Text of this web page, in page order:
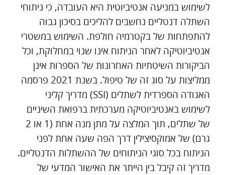
לשימוש במניעה אנטיביוטית היא העובדה, כי ניתוחי
השתלה דנטליים נחשבים להליכים בסיכון גבוה
להתפתחות של בקטרמיה חולפת. השימוש במשטרי
אנטיביוטיקה לאחר הניתוח אינו שנוי במחלוקת, וכל
הביקורות השיטתיות האחרונות של הספרות אינן
ממליצות על סוג זה של טיפול. בשנת 2021 פרסמה
האגודה הספרדית לשתלים (SSI) מדריך קליני
לשימוש באנטיביוטיקה מערכתית ברפואת השיניים
של שתלים, תוך המלצה על מתן מנה אחת (1 או 2
גרם) של אמוקסיצילין דרך הפה שעה אחת לפני
הניתוח בכל סוגי הניתוחים של ההשתלות הדנטליים.
מדריך זה קיבל בין הייתר את האישור המדעי של